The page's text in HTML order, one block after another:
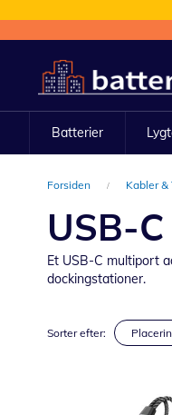
to
Content
Batterier
Forsiden Kabler
USB-
Et USB-C multiport
dockingstationer.
Sorter efter: